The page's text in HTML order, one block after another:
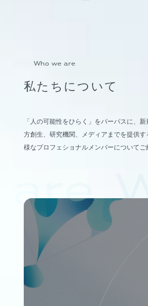
Who we are
私たちについて
「人の可能性をひらく」をパーパスに、
方創生、研究機関、メディアまでを提供す
様なプロフェショナルメンバーについてご